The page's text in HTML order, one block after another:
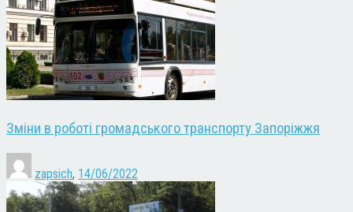
Зміни в роботі громадського транспорту Запоріжжя
zapsich, 14/06/2022